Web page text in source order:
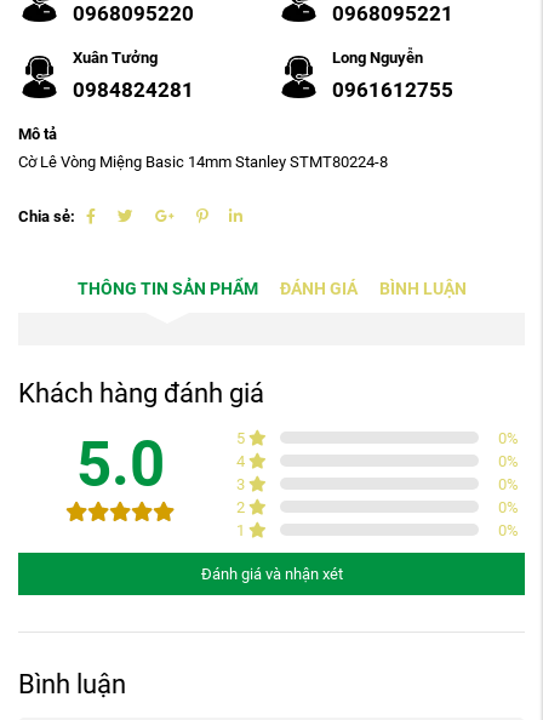
0968095220 0968095221
Xuân Tưởng
0984824281
Long Nguyễn
0961612755
Mô tả
Cờ Lê Vòng Miệng Basic 14mm Stanley STMT80224-8
Chia sẻ:
THÔNG TIN SẢN PHẨM ĐÁNH GIÁ BÌNH LUẬN
Khách hàng đánh giá
5.0 5 0%
4
0%
3
0%
2
0%
1
0%
Đánh giá và nhận xét
Bình luận